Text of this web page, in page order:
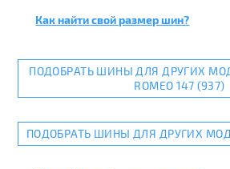
Как найти свой размер шин?
ПОДОБРАТЬ ШИНЫ ДЛЯ ДРУГИХ
ROMEO 147 (937)
ПОДОБРАТЬ ШИНЫ ДЛЯ ДРУГИХ